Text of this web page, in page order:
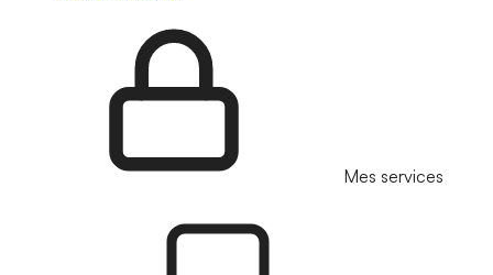
Mes services